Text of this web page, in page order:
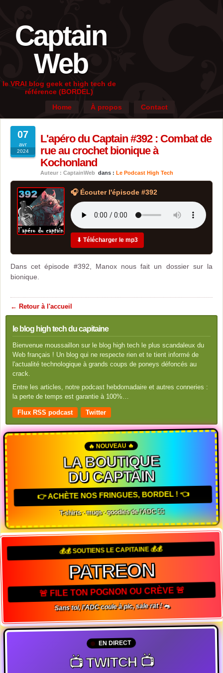
Captain
Web
le VRAI blog geek et high tech de
référence (BORDEL)
Home
À propos Contact
07
avr
2024
L'apéro du Captain #392 : Combat de
rue au crochet bionique à
Kochonland
Auteur : CaptainWeb dans : Le Podcast High Tech
🎧 Écouter l'épisode #392
⬇ Télécharger le mp3
Dans cet épisode #392, Manox nous fait un dossier sur la
bionique.
← Retour à l'accueil
le blog high tech du capitaine
Bienvenue moussaillon sur le blog high tech le plus scandaleux du
Web français ! Un blog qui ne respecte rien et te tient informé de
l'actualité technologique à grands coups de poneys défoncés au
crack.
Entre les articles, notre podcast hebdomadaire et autres conneries :
la perte de temps est garantie à 100%…
Flux RSS podcast Twitter
🔥 NOUVEAU 🔥
LA BOUTIQUE
DU CAPTAIN
👉 ACHÈTE NOS FRINGUES, BORDEL ! 👈
T-shirts · mugs · goodies de l'ADC 🏴‍☠️
💰💰 SOUTIENS LE CAPITAINE 💰💰
PATREON
🚨 FILE TON POGNON OU CRÈVE 🚨
Sans toi, l'ADC coule à pic, sale rat ! 🐀
EN DIRECT
📺 TWITCH 📺